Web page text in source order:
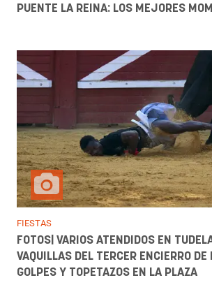
PUENTE LA REINA: LOS MEJORES
FIESTAS
FOTOS| VARIOS ATENDIDOS EN
VAQUILLAS DEL TERCER ENCIERRO
GOLPES Y TOPETAZOS EN LA PLAZA